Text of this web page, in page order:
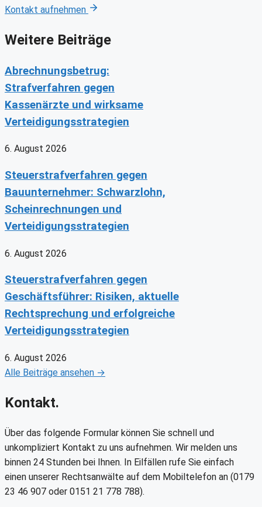
Kontakt aufnehmen
Weitere Beiträge
Abrechnungsbetrug:
Strafverfahren gegen
Kassenärzte und wirksame
Verteidigungsstrategien
6. August 2026
Steuerstrafverfahren gegen
Bauunternehmer: Schwarzlohn,
Scheinrechnungen und
Verteidigungsstrategien
6. August 2026
Steuerstrafverfahren gegen
Geschäftsführer: Risiken, aktuelle
Rechtsprechung und erfolgreiche
Verteidigungsstrategien
6. August 2026
Alle Beiträge ansehen →
Kontakt.
Über das folgende Formular können Sie schnell und
unkompliziert Kontakt zu uns aufnehmen. Wir melden uns
binnen 24 Stunden bei Ihnen. In Eilfällen rufe Sie einfach
einen unserer Rechtsanwälte auf dem Mobiltelefon an (0179
23 46 907 oder 0151 21 778 788).